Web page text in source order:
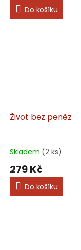
Do košíku
Život bez peněz
Skladem (2 ks)
279 Kč
Do košíku